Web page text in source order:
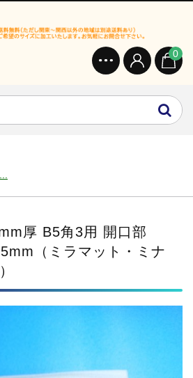
0
いたしました。...
いたしました。...
せ...
厚 B5角3用 開口部
（ミラマット・ミナ